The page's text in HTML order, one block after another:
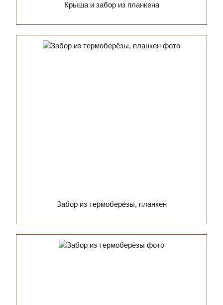
Крыша и забор из планкена
Забор из термоберёзы, планкен